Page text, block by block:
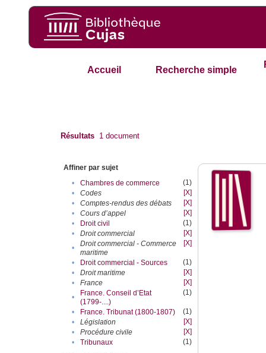
Accueil Recherche simple
Résultats 1 document
Affiner par sujet
•
Chambres de commerce
(1)
•
Codes
[X]
•
Comptes-rendus des débats
[X]
•
Cours d’appel
[X]
•
Droit civil
(1)
•
Droit commercial
[X]
•
Droit commercial - Commerce
maritime
[X]
• Droit commercial - Sources
(1)
•
Droit maritime
[X]
•
France
[X]
•
France. Conseil d’Etat
(1799-....)
(1)
• France. Tribunat (1800-1807)
(1)
•
Législation
[X]
•
Procédure civile
[X]
•
Tribunaux
(1)